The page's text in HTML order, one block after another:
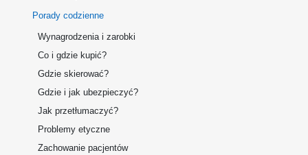
Porady codzienne
Wynagrodzenia i zarobki
Co i gdzie kupić?
Gdzie skierować?
Gdzie i jak ubezpieczyć?
Jak przetłumaczyć?
Problemy etyczne
Zachowanie pacjentów